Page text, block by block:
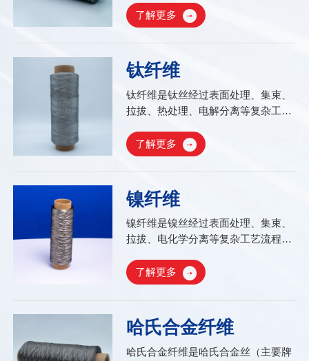
温度系数小，使用寿命长，表面负荷
高，具有良好的抗氧化性能;与不锈钢
纤维相比，它可应用于更高的温度环
境下。金属短纤维保持了很好的分散
性;可较好地控制纤维长径比...
了解更多
钛纤维
钛纤维是钛丝经过表面处理、集束、
拉拔、热处理、电解分离等复杂工艺
特种纤维纺织材料。钛纤维作为一种
新型材料,兼具金属钛本身所固有的优
势以及纤维材料的特性外，其质量
轻、强度高、金属活性强、耐腐蚀性
好...
了解更多
镍纤维
镍纤维是镍丝经过表面处理、集束、
拉拔、电化学分离等复杂工艺流程而
韧性好的特种纤维。镍纤维作为一种
新型材料，兼具金属镍本身所固有的
优势以及纤维材料的特性；有抗拉强
度高、柔韧性好...
了解更多
哈氏合金纤维
哈氏合金纤维是哈氏合金丝（主要牌